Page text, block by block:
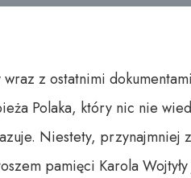
wraz z ostatnimi
Polaka, który nic nie
Niestety, przynajmniej
pamięci Karola